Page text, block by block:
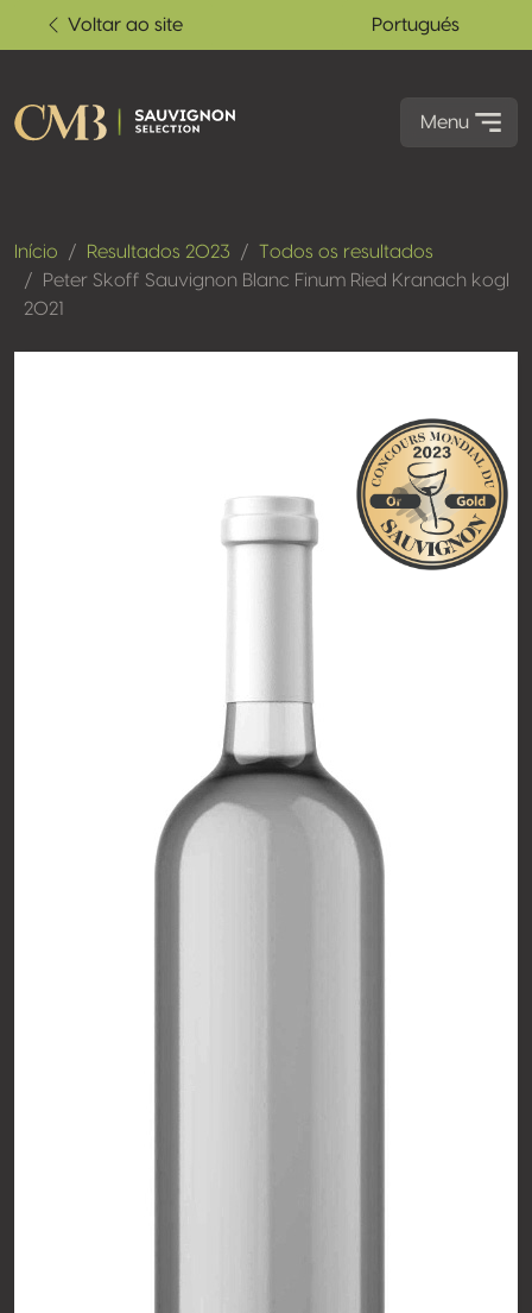
Voltar ao site Portugués
Menu
Início Resultados 2023
Todos os resultados
Peter Skoff Sauvignon Blanc Finum Ried Kranach kogl
2021